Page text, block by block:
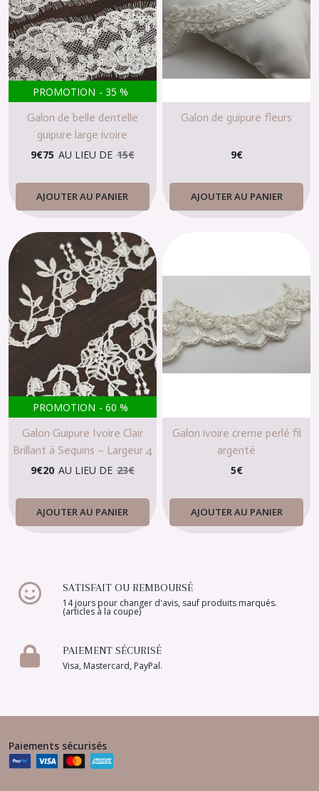
PROMOTION - 35 %
Galon de belle dentelle
guipure large ivoire
9€75 AU LIEU DE 15€
AJOUTER AU PANIER
Galon de guipure fleurs
9€
AJOUTER AU PANIER
PROMOTION - 60 %
Galon Guipure Ivoire Clair
Brillant à Sequins – Largeur 4
cm, au Mètre
9€20 AU LIEU DE 23€
AJOUTER AU PANIER
Galon ivoire creme perlé fil
argenté
5€
AJOUTER AU PANIER
SATISFAIT OU REMBOURSÉ
14 jours pour changer d'avis, sauf produits marqués.
(articles à la coupe)
PAIEMENT SÉCURISÉ
Visa, Mastercard, PayPal.
Paiements sécurisés